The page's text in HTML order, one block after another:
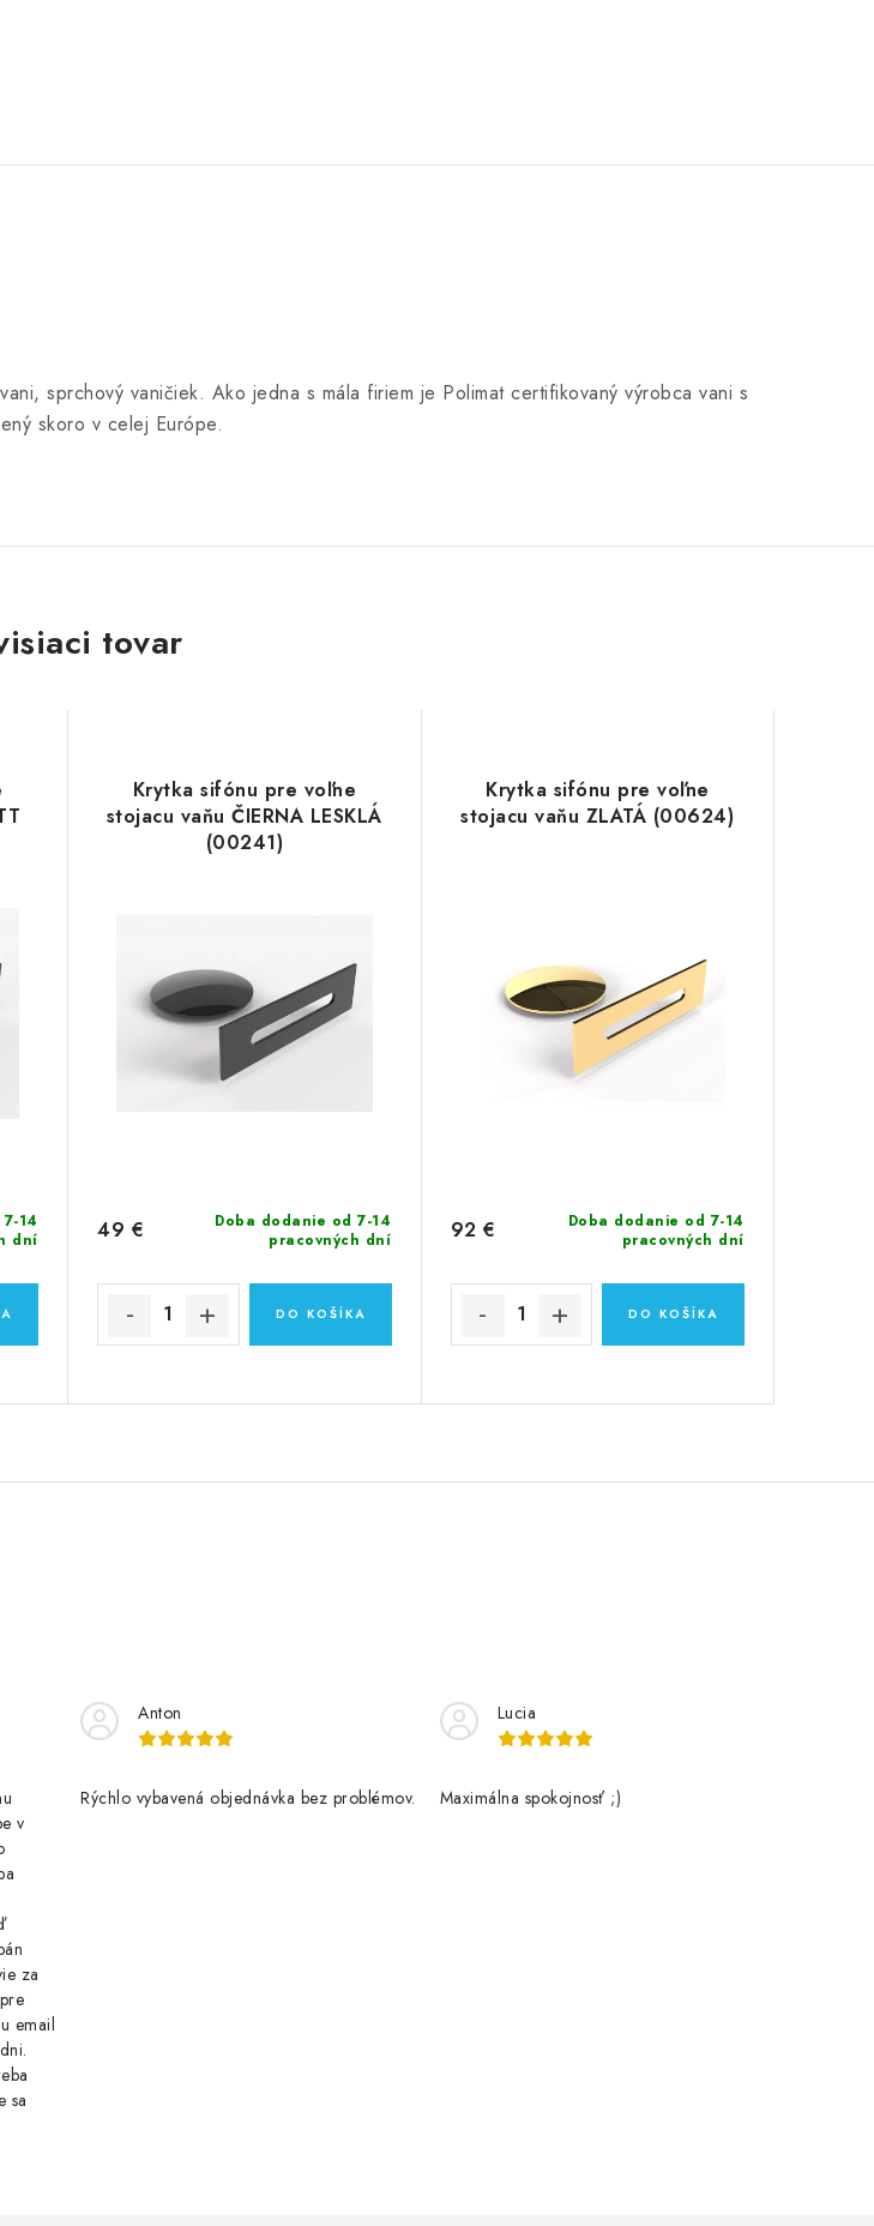
sprchový vaničiek. Ako jedna s mála firiem je Polimat certifikovaný výrobca vani s
skoro v celej Európe.
tovar
14
dní
Krytka sifónu pre voľne
stojacu vaňu ČIERNA LESKLÁ
(00241)
Doba dodanie od 7-14
pracovných dní
49 €
DO KOŠÍKA
Krytka sifónu pre voľne
stojacu vaňu ZLATÁ (00624)
Doba dodanie od 7-14
pracovných dní
92 €
DO KOŠÍKA
v
za
email
sa
Anton
Rýchlo vybavená objednávka bez problémov.
Lucia
Maximálna spokojnosť ;)